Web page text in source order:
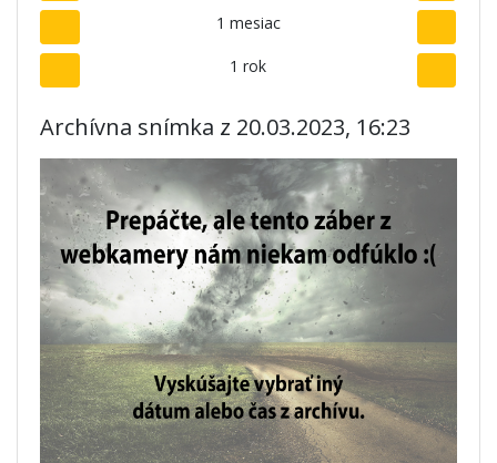
1 mesiac
1 rok
Archívna snímka z 20.03.2023, 16:23